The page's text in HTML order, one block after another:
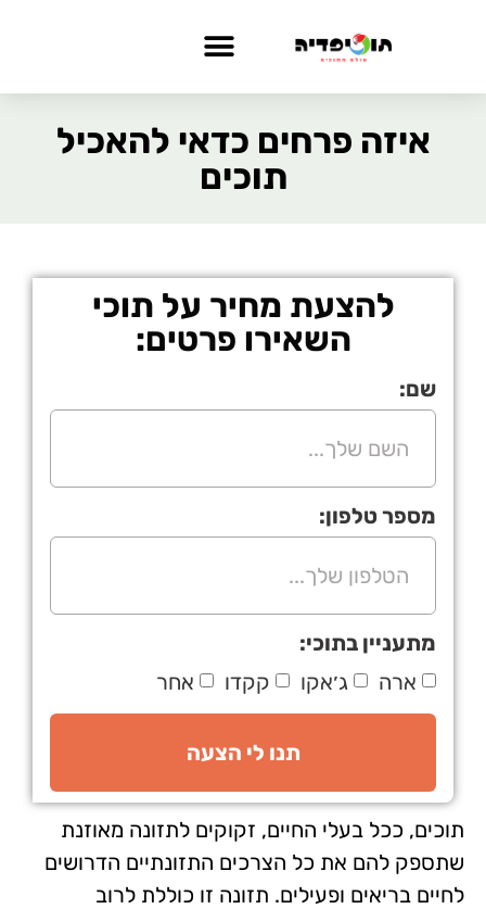
איזה פרחים כדאי להאכיל
תוכים
להצעת מחיר על תוכי
השאירו פרטים:
שם:
מספר טלפון:
מתעניין בתוכי:
ארה
ג׳אקו קקדו אחר
תנו לי הצעה
תוכים, ככל בעלי החיים, זקוקים לתזונה מאוזנת
שתספק להם את כל הצרכים התזונתיים הדרושים
לחיים בריאים ופעילים. תזונה זו כוללת לרוב